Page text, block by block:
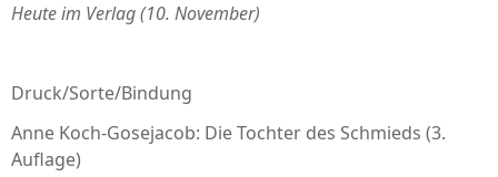
Heute im Verlag (10. November)
Druck/Sorte/Bindung
Anne Koch-Gosejacob: Die Tochter des Schmieds (3.
Auflage)